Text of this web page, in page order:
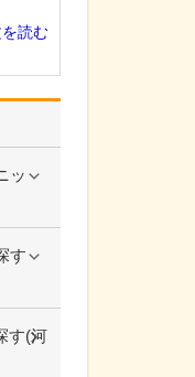
ッ
す
す(河
読む